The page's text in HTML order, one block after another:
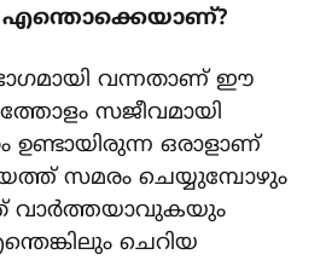
എന്തൊക്കെയാണ്?
വന്നതാണ് ഈ
സജീവമായി
ഉണ്ടായിരുന്ന ഒരാളാണ്
സമരം ചെയ്യുമ്പോഴും
ചെറിയ